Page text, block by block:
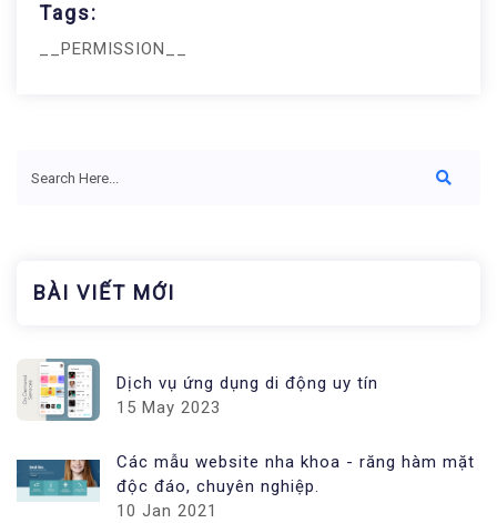
Tags:
__PERMISSION__
BÀI VIẾT MỚI
Dịch vụ ứng dụng di động uy tín
15 May 2023
Các mẫu website nha khoa - răng hàm mặt
độc đáo, chuyên nghiệp.
10 Jan 2021